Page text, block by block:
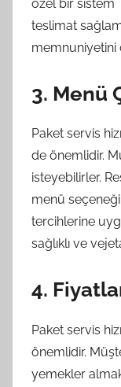
özel bir sistem
teslimat
memnuniyetini
3. Menü
Paket servis
de önemlidir.
isteyebilirler.
menü
tercihlerine
sağlıklı ve
4.
Paket servis
önemlidir.
yemekler